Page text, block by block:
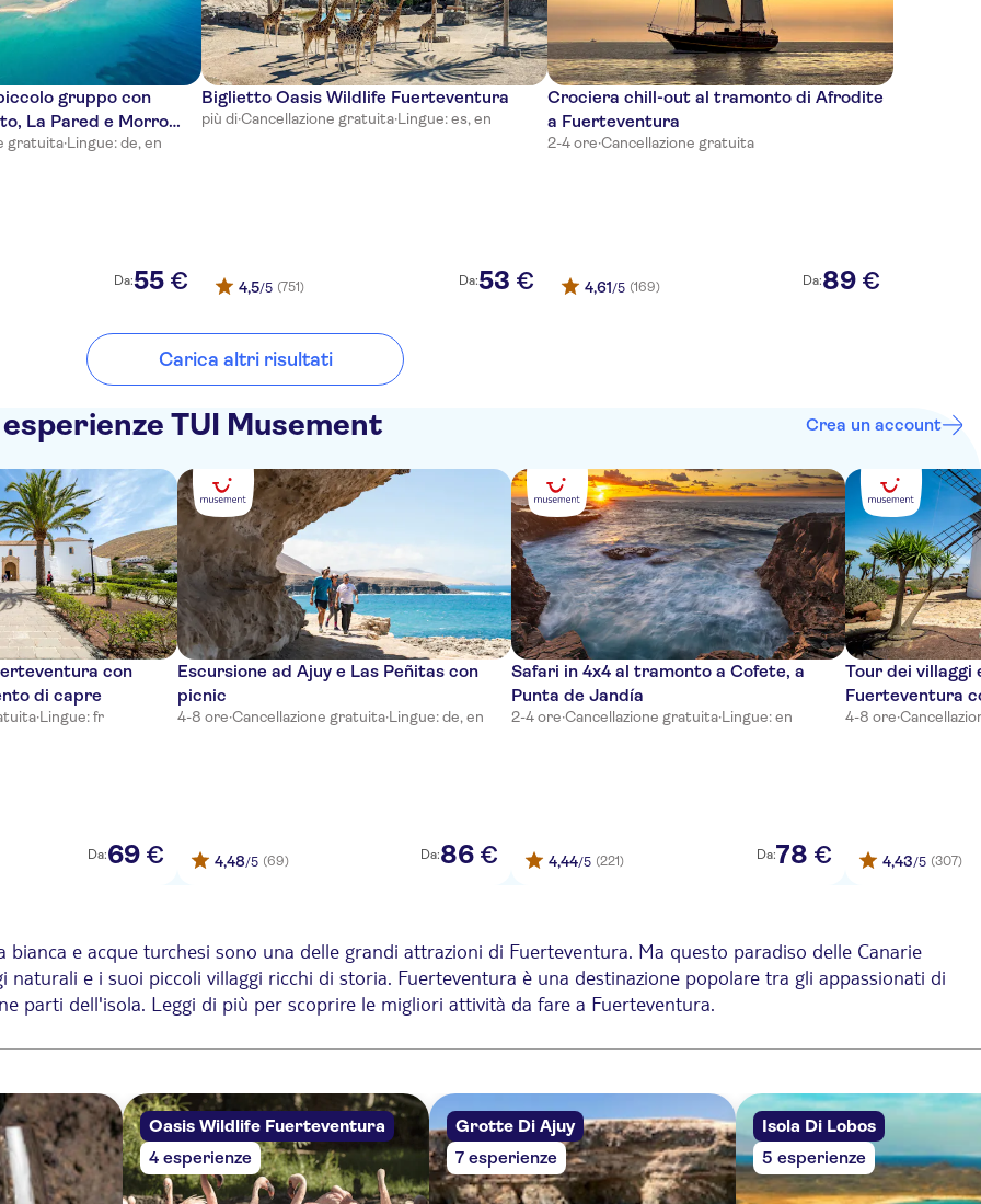
gruppo con
La Pared e Morro
gratuita·Lingue: de, en
Da:55 €
Biglietto Oasis Wildlife Fuerteventura
più di·Cancellazione gratuita·Lingue: es, en
4,5/5 (751) Da:53 €
Crociera chill-out al tramonto di Afrodite
a Fuerteventura
2-4 ore·Cancellazione gratuita
4,61/5 (169) Da:89 €
Carica altri risultati
TUI Musement Crea un account
con
di capre
·Lingue: fr
Da:69 €
Escursione ad Ajuy e Las Peñitas con
picnic
4-8 ore·Cancellazione gratuita·Lingue: de, en
4,48/5 (69) Da:86 €
Safari in 4x4 al tramonto a Cofete, a
Punta de Jandía
2-4 ore·Cancellazione gratuita·Lingue: en
4,44/5 (221) Da:78 €
Tour dei villaggi
Fuerteventura
vera
4-8 ore·
4,43/5 (307)
e acque turchesi sono una delle grandi attrazioni di Fuerteventura. Ma questo paradiso delle Canarie
e i suoi piccoli villaggi ricchi di storia. Fuerteventura è una destinazione popolare tra gli appassionati di
parti dell'isola. Leggi di più per scoprire le migliori attività da fare a Fuerteventura.
solo spiagge paradisiache. L'isola è anche costellata di villaggi accattivanti che aspettano di essere esplorati.
e ammira l'elegante abbazia gotico-normanna. Dirigiti ad Ajuy, un tranquillo villaggio di pescatori
la chiesa imbiancata di Nuestra Señora de Regla.
paesaggi naturali dell'isola. Le opzioni disponibili sono numerose, quindi potrai scegliere l'itinerario che ti
Oasis Wildlife Fuerteventura
4 esperienze
Grotte Di Ajuy
7 esperienze
Isola Di Lobos
5 esperienze